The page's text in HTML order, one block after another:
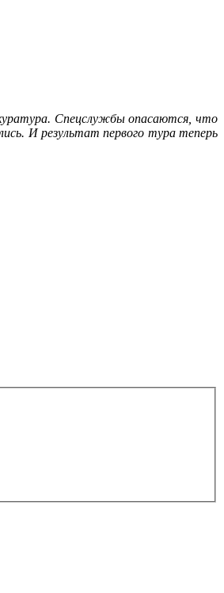
Спецслужбы опасаются, что
И результат первого тура теперь